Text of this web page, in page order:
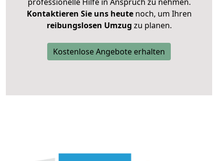
Kontaktieren Sie uns heutenoch, um Ihren
reibungslosen Umzug zu planen.
Kostenlose Angebote erhalten